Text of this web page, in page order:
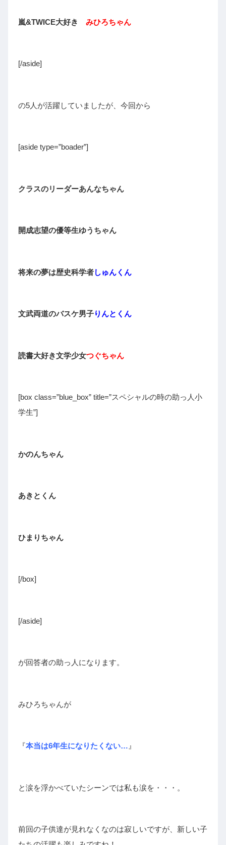
嵐&TWICE大好き みひろちゃん
[/aside]
の5人が活躍していましたが、今回から
[aside type=”boader”]
クラスのリーダーあんなちゃん
開成志望の優等生ゆうちゃん
将来の夢は歴史科学者しゅんくん
文武両道のバスケ男子りんとくん
読書大好き文学少女つぐちゃん
[box class=”blue_box” title=”スペシャルの時の助っ人小
学生”]
かのんちゃん
あきとくん
ひまりちゃん
[/box]
[/aside]
が回答者の助っ人になります。
みひろちゃんが
『本当は6年生になりたくない… 』
と涙を浮かべていたシーンでは私も涙を・・・。
前回の子供達が見れなくなのは寂しいですが、新しい子